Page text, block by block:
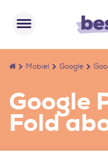
Mobiel Google
Google
Fold